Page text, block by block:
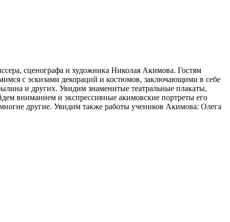
сценографа и художника Николая Акимова. Гостям
с эскизами декораций и костюмов, заключающими в себе
и других. Увидим знаменитые театральные плакаты,
вниманием и экспрессивные акимовские портреты его
другие. Увидим также работы учеников Акимова: Олега